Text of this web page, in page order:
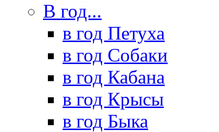
В год...
в год Петуха
в год Собаки
в год Кабана
в год Крысы
в год Быка